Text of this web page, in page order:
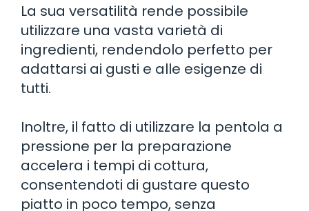
La sua versatilità rende possibile
utilizzare una vasta varietà di
ingredienti, rendendolo perfetto per
adattarsi ai gusti e alle esigenze di
tutti.
Inoltre, il fatto di utilizzare la pentola a
pressione per la preparazione
accelera i tempi di cottura,
consentendoti di gustare questo
piatto in poco tempo, senza